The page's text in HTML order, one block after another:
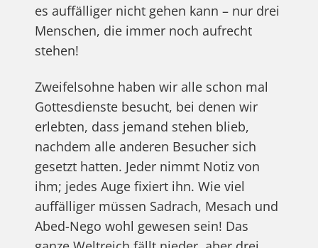
es auffälliger nicht gehen kann – nur drei
Menschen, die immer noch aufrecht
stehen!
Zweifelsohne haben wir alle schon mal
Gottesdienste besucht, bei denen wir
erlebten, dass jemand stehen blieb,
nachdem alle anderen Besucher sich
gesetzt hatten. Jeder nimmt Notiz von
ihm; jedes Auge fixiert ihn. Wie viel
auffälliger müssen Sadrach, Mesach und
Abed-Nego wohl gewesen sein! Das